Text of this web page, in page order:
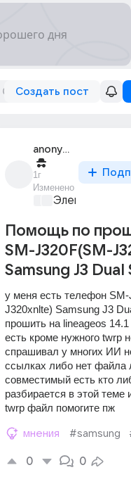
Создать пост
anonymous
1г
Изменено
Электроника
Помощь по
SM-J320F(SM-
Samsung J3 Dual
у меня есть телефон
J320xnlte) Samsung J3
прошить на lineageos
есть кроме нужного twrp
спрашивал у многих ИИ
ссылках либо нет файла
совместимый есть кто
разбирается в этой теме
twrp файл помогите пж
мнения #samsung
0 0